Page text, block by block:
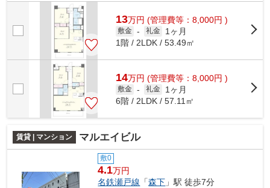
13万円 (管理費等：8,000円 )
敷金 - 礼金
1ヶ月
1階 / 2LDK / 53.49㎡
14万円 (管理費等：8,000円 )
敷金 - 礼金
1ヶ月
6階 / 2LDK / 57.11㎡
賃貸 | マンション マルエイビル
敷0
4.1万円
名鉄瀬戸線 「森下 」駅 徒歩7分